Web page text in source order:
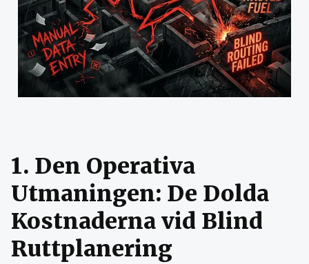
1. Den Operativa
Utmaningen: De Dolda
Kostnaderna vid Blind
Ruttplanering